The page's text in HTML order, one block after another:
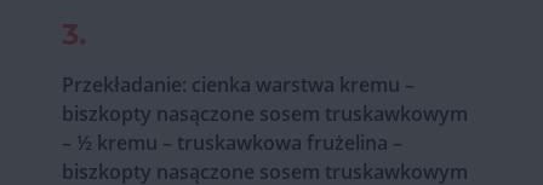
3.
Przekładanie: cienka warstwa kremu –
biszkopty nasączone sosem truskawkowym
– ½ kremu – truskawkowa frużelina –
biszkopty nasączone sosem truskawkowym